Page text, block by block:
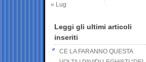
« Lug
Leggi gli ultimi articoli
inseriti
CE LA FARANNO QUESTA